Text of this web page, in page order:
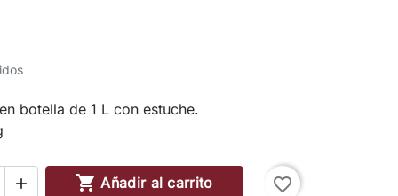
botella de 1 L con estuche.
  Añadir al carrito favorite_border